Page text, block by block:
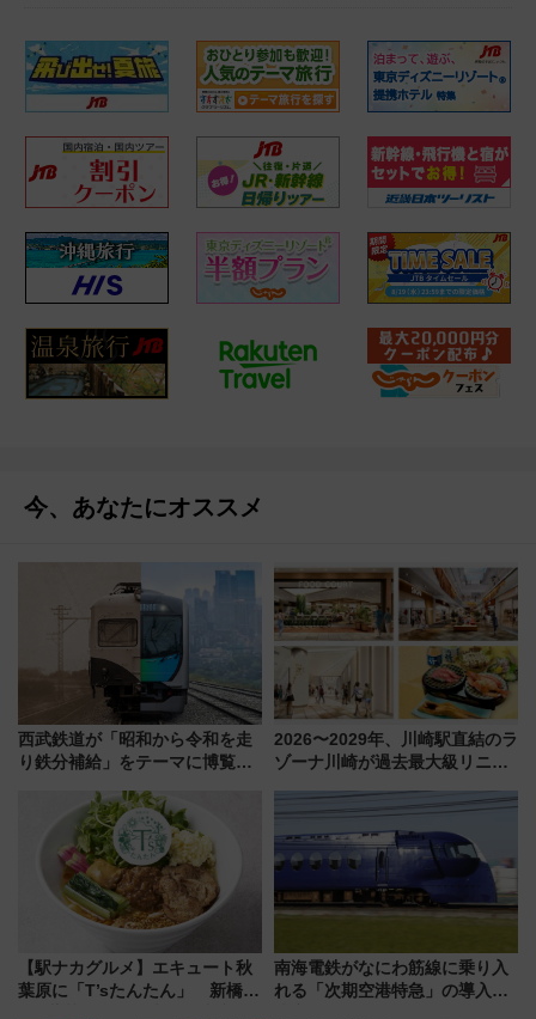
今、あなたにオススメ
西武鉄道が「昭和から令和を走
り鉄分補給」をテーマに博覧会
14日から 新車両「トキイロ」体
験ブースも アクセスや申込方法
を解説
2026〜2029年、川崎駅直結のラ
ゾーナ川崎が過去最大級リニュ
「いつから何が変わるか」徹底
解説！
【駅ナカグルメ】エキュート秋
葉原に「T’sたんたん」 新橋に
南海電鉄がなにわ筋線に乗り入
れる「次期空港特急」の導入を